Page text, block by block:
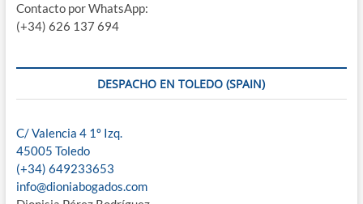
Contacto por WhatsApp:
(+34) 626 137 694
DESPACHO EN TOLEDO (SPAIN)
C/ Valencia 4 1º Izq.
45005 Toledo
(+34) 649233653
info@dioniabogados.com